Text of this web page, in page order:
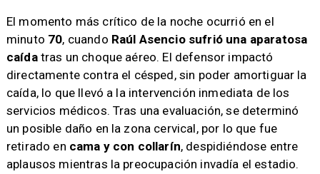
El momento más crítico de la noche ocurrió en el
minuto 70, cuando Raúl Asencio sufrió una aparatosa
caídatras un choque aéreo. El defensor impactó
directamente contra el césped, sin poder amortiguar la
caída, lo que llevó a la intervención inmediata de los
servicios médicos. Tras una evaluación, se determinó
un posible daño en la zona cervical, por lo que fue
retirado en cama y con collarín, despidiéndose entre
aplausos mientras la preocupación invadía el estadio.